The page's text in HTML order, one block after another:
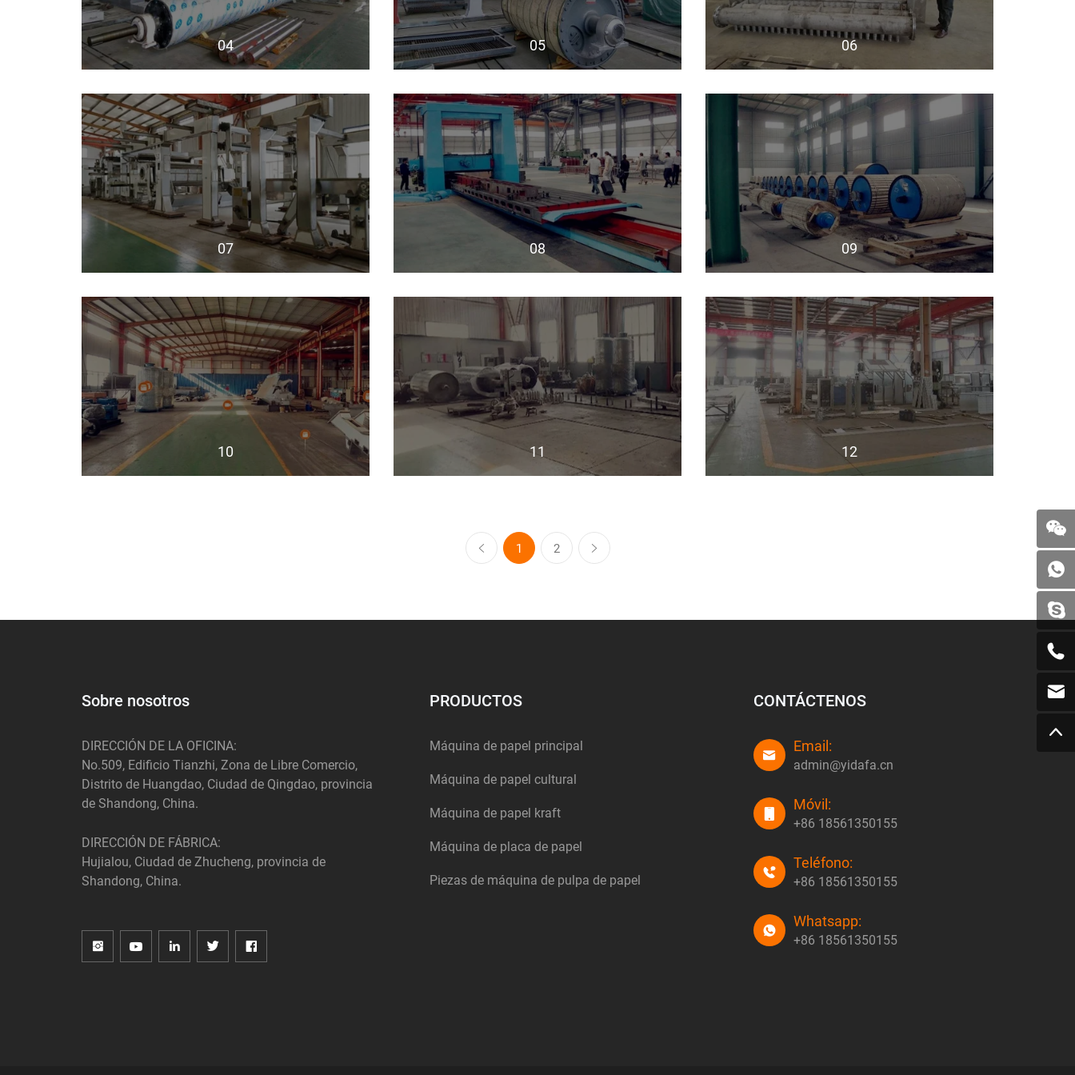
04 05 06
07 08 09
10 11 12
1 2
Sobre nosotros
DIRECCIÓN DE LA OFICINA:
No.509, Edificio Tianzhi, Zona de Libre Comercio,
Distrito de Huangdao, Ciudad de Qingdao, provincia
de Shandong, China.
DIRECCIÓN DE FÁBRICA:
Hujialou, Ciudad de Zhucheng, provincia de
Shandong, China.
PRODUCTOS
Máquina de papel principal
Máquina de papel cultural
Máquina de papel kraft
Máquina de placa de papel
Piezas de máquina de pulpa de papel
CONTÁCTENOS
Email:
admin@yidafa.cn
Móvil:
+86 18561350155
Teléfono:
+86 18561350155
Whatsapp:
+86 18561350155